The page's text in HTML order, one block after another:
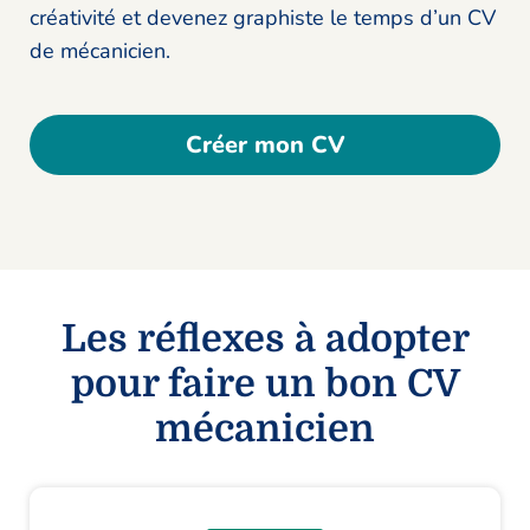
créativité et devenez graphiste le temps d’un CV
de mécanicien.
Créer mon CV
Les réflexes à adopter
pour faire un bon CV
mécanicien